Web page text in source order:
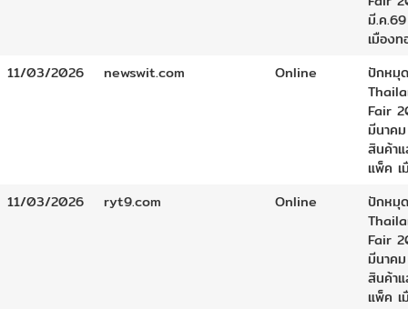
มี.ค
เมือง
11/03/2026
newswit.com Online
ปักหมุ
Fair
มีนาค
สินค้า
แพ็ค เ
11/03/2026
ryt9.com Online
ปักหมุ
Fair
มีนาค
สินค้า
แพ็ค เ